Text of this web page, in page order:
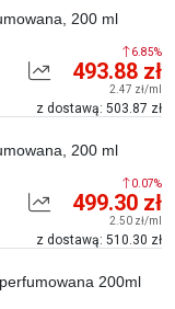
200 ml
493.88 zł
2.47 zł/ml
z dostawą: 503.87 zł
6.85%
200 ml
499.30 zł
2.50 zł/ml
z dostawą: 510.30 zł
0.07%
200ml